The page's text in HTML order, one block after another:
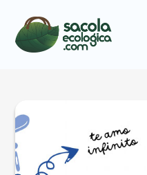
Sacola